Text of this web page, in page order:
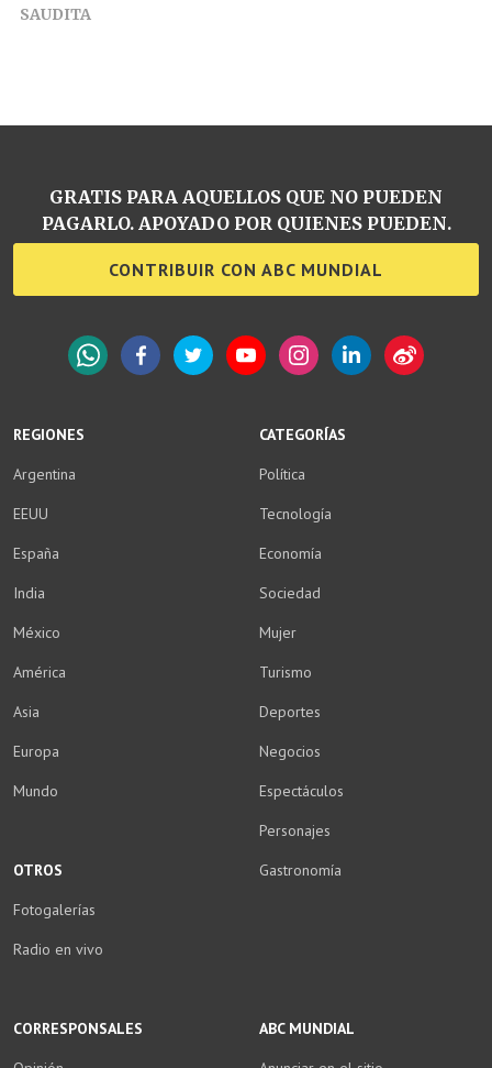
SAUDITA
REGIONES
Argentina
EEUU
España
India
México
América
Asia
Europa
Mundo
CATEGORÍAS
Política
Tecnología
Economía
Sociedad
Mujer
Turismo
Deportes
Negocios
Espectáculos
Personajes
Gastronomía
CORRESPONSALES
OTROS
Fotogalerías
Radio en vivo
ABC MUNDIAL
GRATIS PARA AQUELLOS QUE NO PUEDEN
PAGARLO. APOYADO POR QUIENES PUEDEN.
CONTRIBUIR CON ABC MUNDIAL